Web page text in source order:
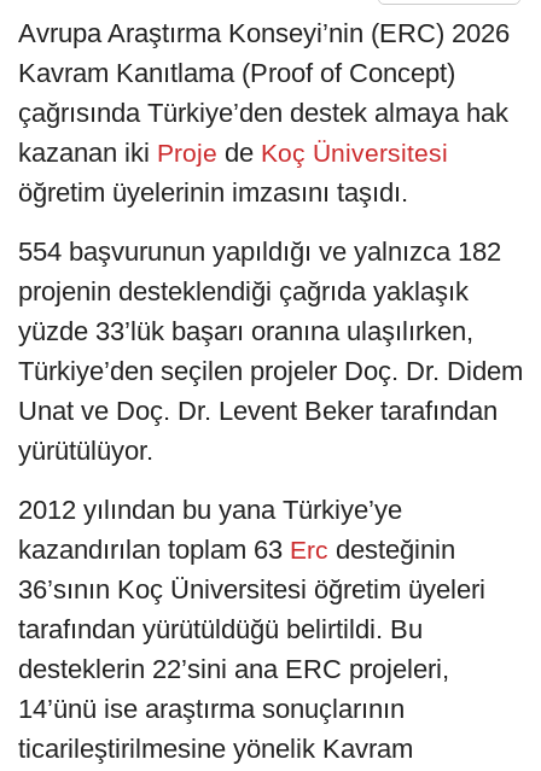
Avrupa Araştırma Konseyi’nin (ERC) 2026
Kavram Kanıtlama (Proof of Concept)
çağrısında Türkiye’den destek almaya hak
kazanan iki Proje de Koç Üniversitesi
öğretim üyelerinin imzasını taşıdı.
554 başvurunun yapıldığı ve yalnızca 182
projenin desteklendiği çağrıda yaklaşık
yüzde 33’lük başarı oranına ulaşılırken,
Türkiye’den seçilen projeler Doç. Dr. Didem
Unat ve Doç. Dr. Levent Beker tarafından
yürütülüyor.
2012 yılından bu yana Türkiye’ye
kazandırılan toplam 63 Erc desteğinin
36’sının Koç Üniversitesi öğretim üyeleri
tarafından yürütüldüğü belirtildi. Bu
desteklerin 22’sini ana ERC projeleri,
14’ünü ise araştırma sonuçlarının
ticarileştirilmesine yönelik Kavram